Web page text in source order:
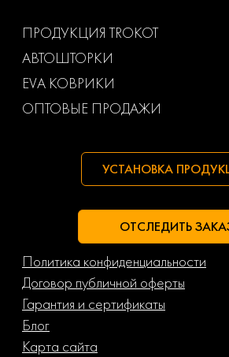
Маз
ПРОДУКЦИЯ TROKOT
АВТОШТОРКИ
EVA КОВРИКИ
ОПТОВЫЕ ПРОДАЖИ
УСТАНОВКА
ОТСЛЕДИТЬ
Политика конфиденциальности
Договор публичной оферты
Гарантия и сертификаты
Блог
Карта сайта